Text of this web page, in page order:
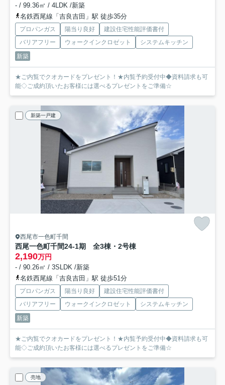
- / 99.36㎡ / 4LDK /新築
名鉄西尾線「吉良吉田」駅 徒歩35分
プロパンガス 陽当り良好
建設住宅性能評価書付
バリアフリー
ウォークインクロゼット
システムキッチン
新築
★ご内覧でクオカードをプレゼント！★内覧予約受付中◆資料請求も可
能◇ご成約頂いたお客様には選べるプレゼントをご準備☆
新築一戸建
西尾市一色町千間
西尾一色町千間24-1期 全3棟・2号棟
2,190万円
- / 90.26㎡ / 3SLDK /新築
名鉄西尾線「吉良吉田」駅 徒歩51分
プロパンガス 陽当り良好
建設住宅性能評価書付
バリアフリー
ウォークインクロゼット
システムキッチン
新築
★ご内覧でクオカードをプレゼント！★内覧予約受付中◆資料請求も可
能◇ご成約頂いたお客様には選べるプレゼントをご準備☆
売地